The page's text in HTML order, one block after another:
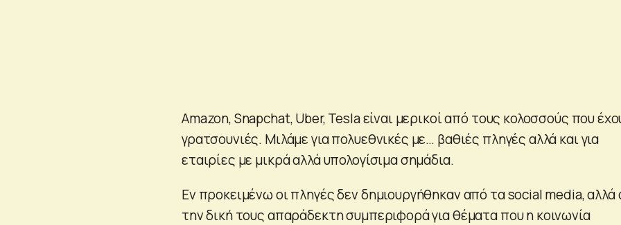
Αmazon, Snapchat, Uber, Tesla είναι μερικοί από τους κολοσσούς που
γρατσουνιές. Μιλάμε για πολυεθνικές με… βαθιές πληγές αλλά και για
εταιρίες με μικρά αλλά υπολογίσιμα σημάδια.
Εν προκειμένω οι πληγές δεν δημιουργήθηκαν από τα social media, αλλά
την δική τους απαράδεκτη συμπεριφορά για θέματα που η κοινωνία